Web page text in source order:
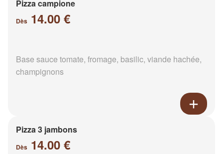
Pizza campione
Dès 14.00 €
Base sauce tomate, fromage, basilic, viande hachée,
champignons
Pizza 3 jambons
Dès 14.00 €